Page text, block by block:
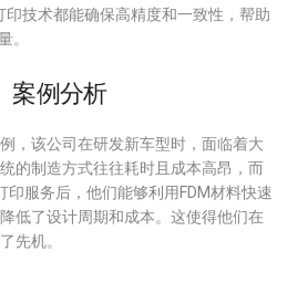
技术都能确保高精度和一致性，帮助
。
案例分析
，该公司在研发新车型时，面临着大
的制造方式往往耗时且成本高昂，而
服务后，他们能够利用FDM材料快速
低了设计周期和成本。这使得他们在
先机。